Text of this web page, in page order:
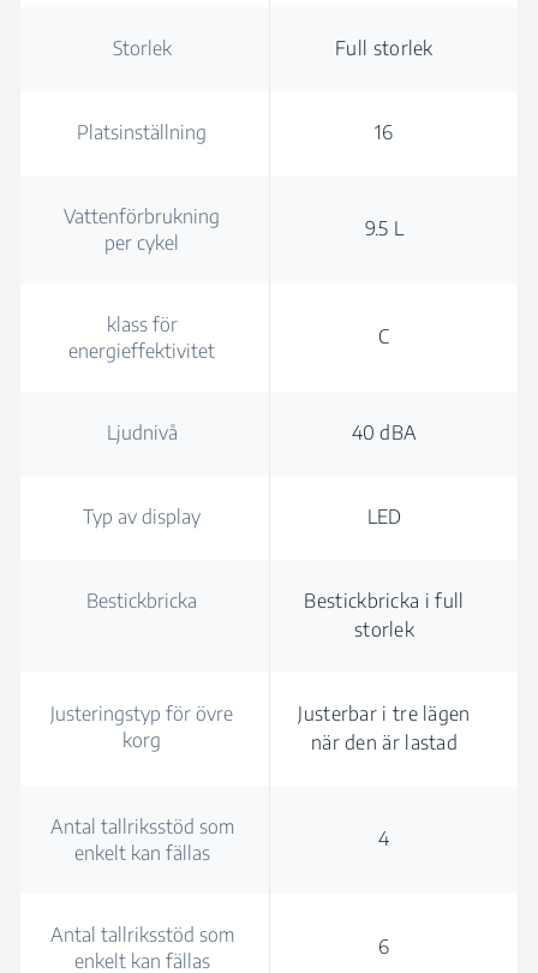
Storlek Full storlek
Platsinställning 16
Vattenförbrukning
per cykel
9.5 L
klass för
energieffektivitet
C
Ljudnivå 40 dBA
Typ av display LED
Bestickbricka
Bestickbricka i full
storlek
Justeringstyp för övre
korg
Justerbar i tre lägen
när den är lastad
Antal tallriksstöd som
enkelt kan fällas
4
Antal tallriksstöd som
enkelt kan fällas
6